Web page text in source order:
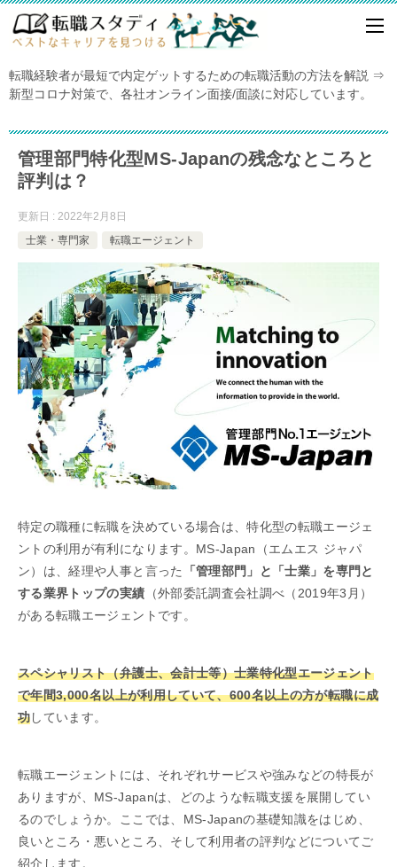
転職経験者が最短で内定ゲットするための転職活動の方法を解説 ⇒
新型コロナ対策で、各社オンライン面接/面談に対応しています。
管理部門特化型MS-Japanの残念なところと
評判は？
更新日 : 2022年2月8日
士業・専門家
転職エージェント
特定の職種に転職を決めている場合は、特化型の転職エージェ
ントの利用が有利になります。MS-Japan（エムエス ジャパ
ン）は、経理や人事と言った
「管理部門」と「士業」を専門と
する業界トップの実績 （外部委託調査会社調べ（2019年3月）
がある転職エージェントです。
スペシャリスト（弁護士、会計士等）士業特化型エージェント
で年間3,000名以上が利用していて、600名以上の方が転職に成
功しています。
転職エージェントには、それぞれサービスや強みなどの特長が
ありますが、MS-Japanは、どのような転職支援を展開してい
るのでしょうか。ここでは、MS-Japanの基礎知識をはじめ、
良いところ・悪いところ、そして利用者の評判などについてご
紹介します。